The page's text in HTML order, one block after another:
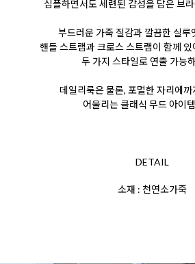
심플하면서도 세련된 감성을 담은 브
부드러운 가죽 질감과 깔끔한 실루
핸들 스트랩과 크로스 스트랩이 함께
두 가지 스타일로 연출 가능
데일리룩은 물론, 포멀한 자리에까
어울리는 클래식 무드 아이
DETAIL
소재 : 천연소가죽